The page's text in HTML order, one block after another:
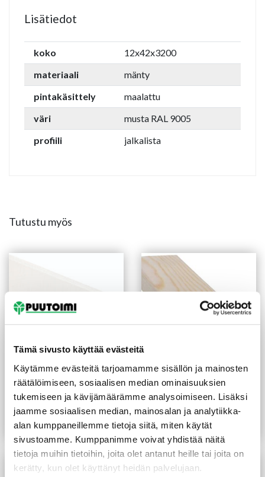
Tämä sivusto käyttää evästeitä
Käytämme evästeitä tarjoamamme sisällön ja mainosten
räätälöimiseen, sosiaalisen median ominaisuuksien
tukemiseen ja kävijämäärämme analysoimiseen. Lisäksi
jaamme sosiaalisen median, mainosalan ja analytiikka-
alan kumppaneillemme tietoja siitä, miten käytät
sivustoamme. Kumppanimme voivat yhdistää näitä
tietoja muihin tietoihin, joita olet antanut heille tai joita on
kerätty, kun olet käyttänyt heidän palvelujaan.
Lisätiedot
koko
12x42x3200
materiaali
mänty
pintakäsittely
maalattu
väri
musta RAL 9005
profiili
jalkalista
Tutustu myös
Smyygilista 15X70 mm
mänty valkoinen
Alk.13,60€
Hintaluokka:
13,60 €
-
18,70 €
/kpl
Lue lisää
Peitelista 12X32X3300
mm mänty
5,50 /kpl (1,67 €/m)
Lue lisää